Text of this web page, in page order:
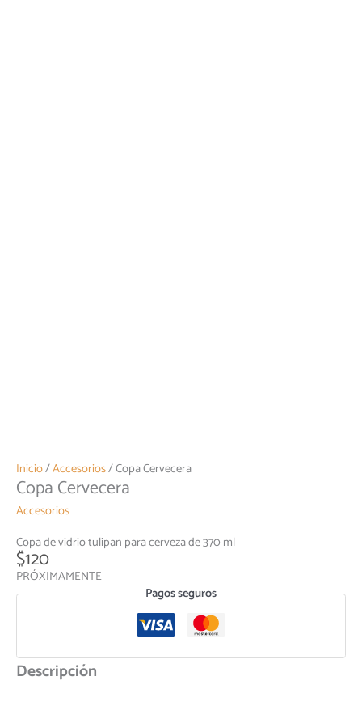
Inicio/Accesorios/ Copa Cervecera
Copa Cervecera
Accesorios
Copa de vidrio tulipan para cerveza de 370 ml
$120
PRÓXIMAMENTE
Pagos seguros
Descripción